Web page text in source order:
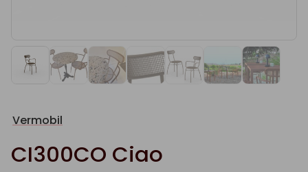
Vermobil
CI300CO Ciao